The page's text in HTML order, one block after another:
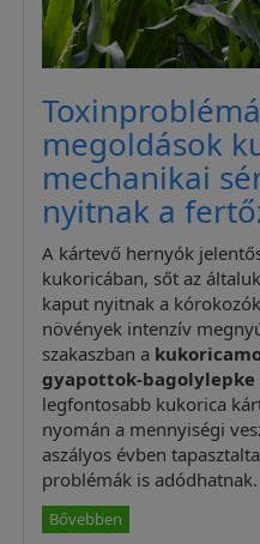
megoldások
mechanikai
nyitnak a
A kártevő hernyók
kukoricában, sőt az
kaput nyitnak a
növények intenzív
szakaszban a
gyapottok-bagolylepke
legfontosabb kukorica
nyomán a mennyiségi
aszályos évben
problémák is adódhatnak.
Bővebben